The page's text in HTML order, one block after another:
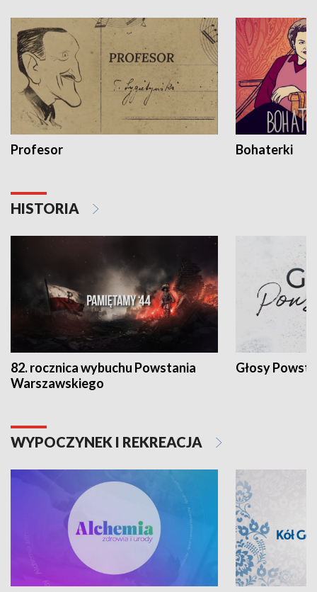
Profesor Bohaterki
HISTORIA
82. rocznica wybuchu Powstania
Warszawskiego
Głosy
WYPOCZYNEK I REKREACJA